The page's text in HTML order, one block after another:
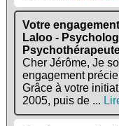
Votre
Laloo -
Cher Jérôme, Je
engagement
Grâce à votre
2005, puis de ...